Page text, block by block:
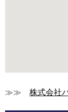
≫≫ 株式会社